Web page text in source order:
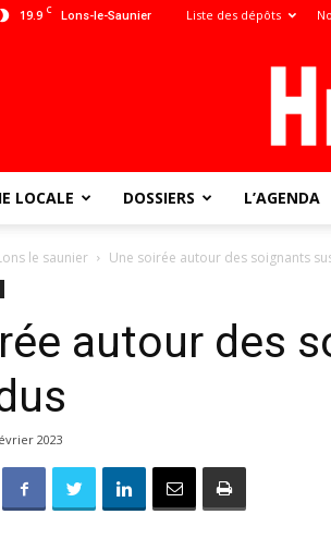
19.9 C Lons-le-Saunier Liste des dépôts
LOCALE DOSSIERS L’AGENDA
le saunier Une soirée autour des soignants
autour des
2023